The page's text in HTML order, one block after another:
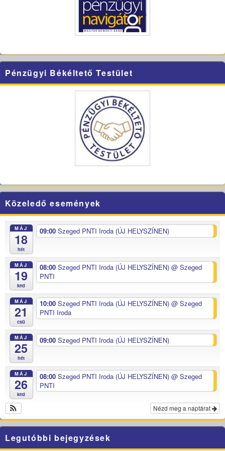
Pénzügyi Békéltető Testület
Közeledő események
MÁJ
18
hét
09:00 Szeged PNTI Iroda (ÚJ HELYSZÍNEN)
MÁJ
19
ked
08:00 Szeged PNTI Iroda (ÚJ HELYSZÍNEN) @ Szeged
PNTI
MÁJ
21
csü
10:00 Szeged PNTI Iroda (ÚJ HELYSZÍNEN) @ Szeged
PNTI Iroda
MÁJ
25
hét
09:00 Szeged PNTI Iroda (ÚJ HELYSZÍNEN)
MÁJ
26
ked
08:00 Szeged PNTI Iroda (ÚJ HELYSZÍNEN) @ Szeged
PNTI
Nézd meg a naptárat
Legutóbbi bejegyzések